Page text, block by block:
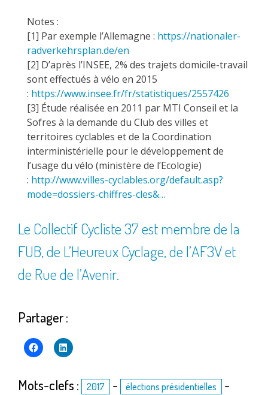
Notes :
[1] Par exemple l’Allemagne : https://nationaler-
radverkehrsplan.de/en
[2] D’après l’INSEE, 2% des trajets domicile-travail
sont effectués à vélo en 2015
: https://www.insee.fr/fr/statistiques/2557426
[3] Étude réalisée en 2011 par MTI Conseil et la
Sofres à la demande du Club des villes et
territoires cyclables et de la Coordination
interministérielle pour le développement de
l’usage du vélo (ministère de l’Ecologie)
: http://www.villes-cyclables.org/default.asp?
mode=dossiers-chiffres-cles&…
Le Collectif Cycliste 37 est membre de la
FUB, de L’Heureux Cyclage, de l’AF3Vet
de Rue de l’Avenir.
Partager :
Mots-clefs : 2017 - élections présidentielles -